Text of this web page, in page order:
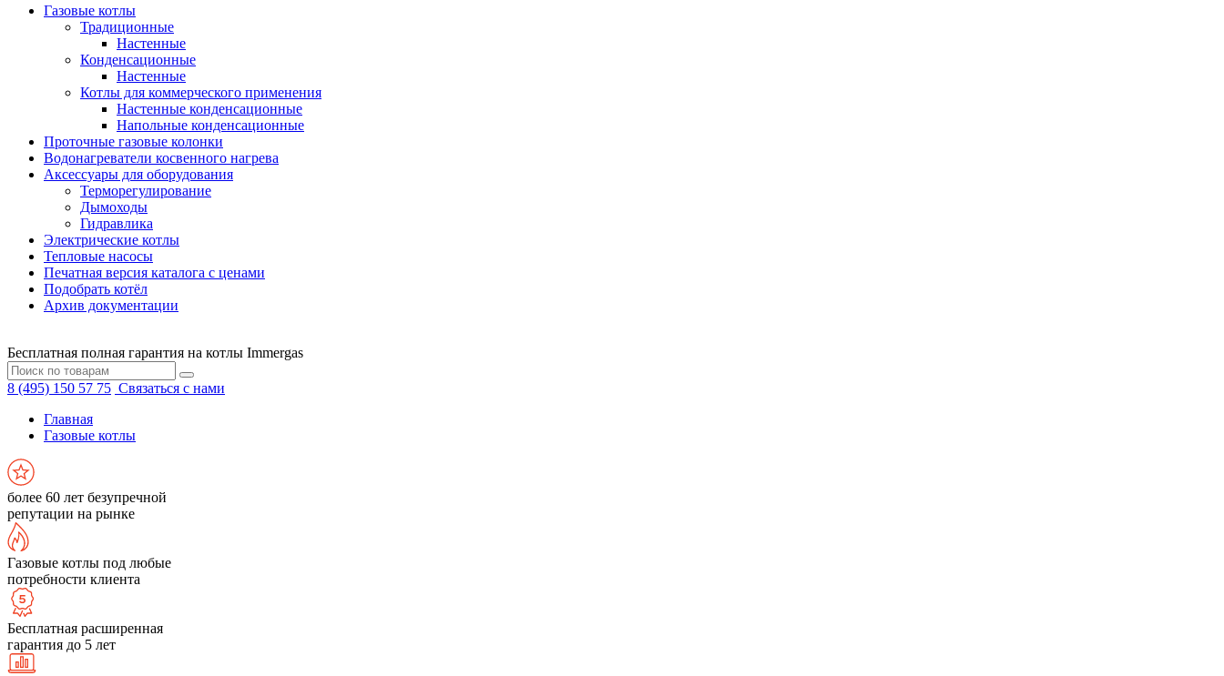
Газовые котлы
Традиционные
Настенные
Конденсационные
Настенные
Котлы для коммерческого применения
Настенные конденсационные
Напольные конденсационные
Проточные газовые колонки
Водонагреватели косвенного нагрева
Аксессуары для оборудования
Терморегулирование
Дымоходы
Гидравлика
Электрические котлы
Тепловые насосы
Печатная версия каталога с ценами
Подобрать котёл
Архив документации
Бесплатная полная гарантия на котлы Immergas
8 (495) 150 57 75 Связаться с нами
Главная
Газовые котлы
более 60 лет безупречной
репутации на рынке
Газовые котлы под любые
потребности клиента
Бесплатная расширенная
гарантия до 5 лет